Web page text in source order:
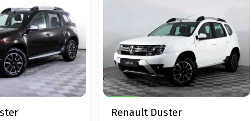
Renault Duster